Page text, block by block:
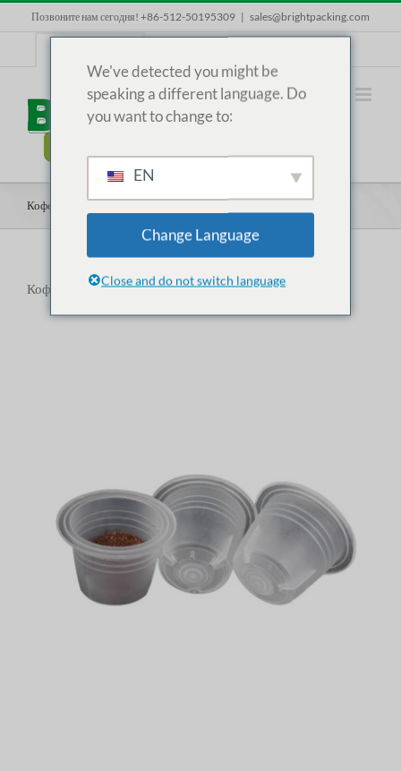
Позвоните нам сегодня! +86-512-50195309 | sales@brightpacking.com
Кофейные капсулы
Кофейные капсулы
We've detected you might be
speaking a different language. Do
you want to change to:
EN
Change Language
Close and do not switch language